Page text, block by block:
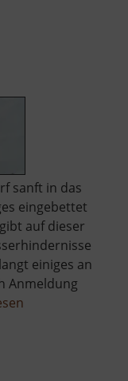
sanft in das
eingebettet
auf dieser
einiges an
Anmeldung